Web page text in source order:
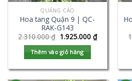
QUẢNG CÁO
Hoa tang Quận 9 | QC-
RAK-G143
2.310.000₫ 1.925.000 ₫
Thêm vào giỏ hàng